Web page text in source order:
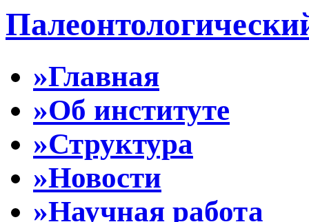
»Главная
»Об институте
»Структура
»Новости
»Научная работа